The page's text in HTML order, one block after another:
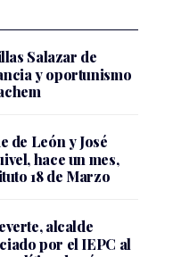
Salazar de
y oportunismo
de León y José
hace un mes,
18 de Marzo
alcalde
por el IEPC al